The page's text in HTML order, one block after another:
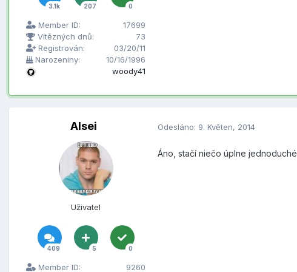
3.1k 207 0
Member ID:
17699
Vítězných dnů:
73
Registrován:
03/20/11
Narozeniny:
10/16/1996
woody41
Alsei
Uživatel
409 5 0
Member ID:
9260
Odesláno: 9. Květen, 2014
Áno, stačí niečo úplne